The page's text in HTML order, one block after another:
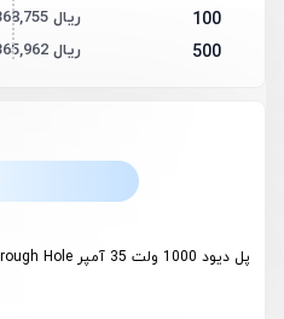
100 368,755 ریال
500 365,962 ریال
پل دیود 1000 ولت 35 آمپر Through Hole با پکیج KBPC